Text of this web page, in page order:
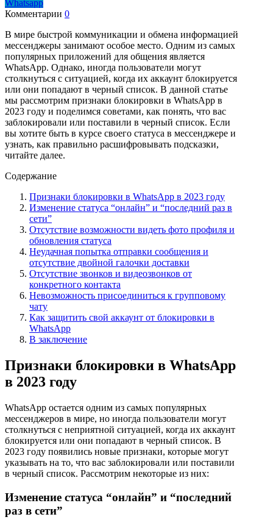
Whatsapp
Комментарии 0
В мире быстрой коммуникации и обмена информацией
мессенджеры занимают особое место. Одним из самых
популярных приложений для общения является
WhatsApp. Однако, иногда пользователи могут
столкнуться с ситуацией, когда их аккаунт блокируется
или они попадают в черный список. В данной статье
мы рассмотрим признаки блокировки в WhatsApp в
2023 году и поделимся советами, как понять, что вас
заблокировали или поставили в черный список. Если
вы хотите быть в курсе своего статуса в мессенджере и
узнать, как правильно расшифровывать подсказки,
читайте далее.
Содержание
Признаки блокировки в WhatsApp в 2023 году
Изменение статуса “онлайн” и “последний раз в
сети”
Отсутствие возможности видеть фото профиля и
обновления статуса
Неудачная попытка отправки сообщения и
отсутствие двойной галочки доставки
Отсутствие звонков и видеозвонков от
конкретного контакта
Невозможность присоединиться к групповому
чату
Как защитить свой аккаунт от блокировки в
WhatsApp
В заключение
Признаки блокировки в WhatsApp
в 2023 году
WhatsApp остается одним из самых популярных
мессенджеров в мире, но иногда пользователи могут
столкнуться с неприятной ситуацией, когда их аккаунт
блокируется или они попадают в черный список. В
2023 году появились новые признаки, которые могут
указывать на то, что вас заблокировали или поставили
в черный список. Рассмотрим некоторые из них:
Изменение статуса “онлайн” и “последний
раз в сети”